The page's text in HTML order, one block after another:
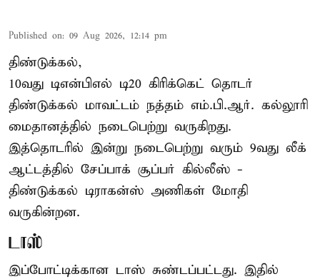
Published on: 09 Aug 2026, 12:14 pm
திண்டுக்கல்,
10வது டிஎன்பிஎல் டி20 கிரிக்கெட் தொடர்
திண்டுக்கல் மாவட்டம் நத்தம் எம்.பி.ஆர். கல்லூரி
மைதானத்தில் நடைபெற்று வருகிறது.
இத்தொடரில் இன்று நடைபெற்று வரும் 9வது லீக்
ஆட்டத்தில் சேப்பாக் சூப்பர் கில்லீஸ் -
திண்டுக்கல் டிராகன்ஸ் அணிகள் மோதி
வருகின்றன.
டாஸ்
இப்போட்டிக்கான டாஸ் சுண்டப்பட்டது. இதில்